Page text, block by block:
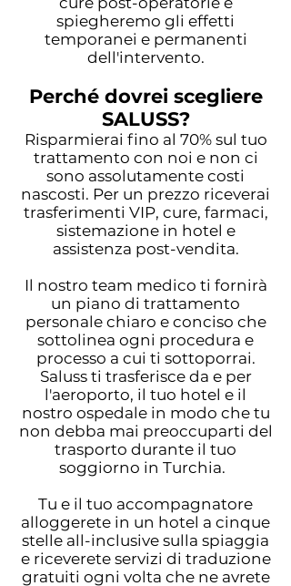
spiegheremo gli effetti
temporanei e permanenti
dell'intervento.
Perché dovrei scegliere
SALUSS?
Risparmierai fino al 70% sul tuo
trattamento con noi e non ci
sono assolutamente costi
nascosti. Per un prezzo riceverai
trasferimenti VIP, cure, farmaci,
sistemazione in hotel e
assistenza post-vendita.
Il nostro team medico ti fornirà
un piano di trattamento
personale chiaro e conciso che
sottolinea ogni procedura e
processo a cui ti sottoporrai.
Saluss ti trasferisce da e per
l'aeroporto, il tuo hotel e il
nostro ospedale in modo che tu
non debba mai preoccuparti del
trasporto durante il tuo
soggiorno in Turchia.
Tu e il tuo accompagnatore
alloggerete in un hotel a cinque
stelle all-inclusive sulla spiaggia
e riceverete servizi di traduzione
gratuiti ogni volta che ne avrete